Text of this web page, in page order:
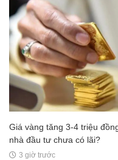
Giá vàng tăng 3-4 triệu
nhà đầu tư chưa có lãi?
3 giờ trước